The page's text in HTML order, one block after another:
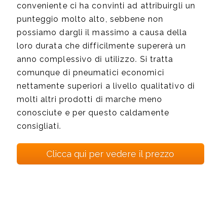
conveniente ci ha convinti ad attribuirgli un
punteggio molto alto, sebbene non
possiamo dargli il massimo a causa della
loro durata che difficilmente supererà un
anno complessivo di utilizzo. Si tratta
comunque di pneumatici economici
nettamente superiori a livello qualitativo di
molti altri prodotti di marche meno
conosciute e per questo caldamente
consigliati.
Clicca qui per vedere il prezzo